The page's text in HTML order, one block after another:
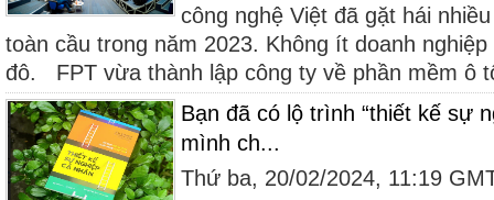
công nghệ Việt đã gặt hái
toàn cầu trong năm 2023. Không ít doanh
đô. FPT vừa thành lập công ty về phần mềm ô
Bạn đã có lộ trình “thiết kế sự
mình ch...
Thứ ba, 20/02/2024, 11:19